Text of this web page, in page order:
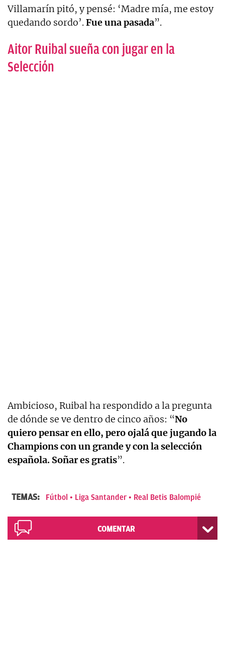
Villamarín pitó, y pensé: ‘Madre mía, me estoy
quedando sordo’.Fue una pasada”.
Aitor Ruibal sueña con jugar en la
Selección
Ambicioso, Ruibal ha respondido a la pregunta
de dónde se ve dentro de cinco años: “No
quiero pensar en ello, pero ojalá que jugando la
Champions con un grande y con la selección
española. Soñar es gratis”.
TEMAS: Fútbol Liga Santander Real Betis Balompié
COMENTAR